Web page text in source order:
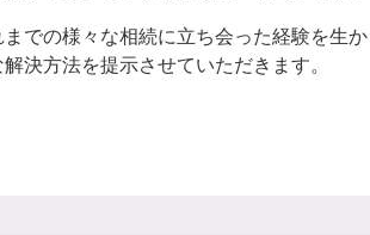
までの様々な相続に立ち会った経験を生
決方法を提示させていただきます。